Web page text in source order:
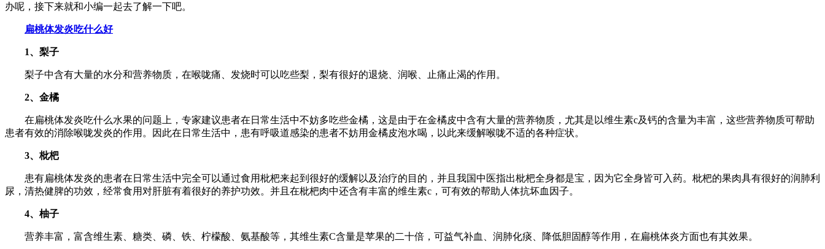
办呢，接下来就和小编一起去了解一下吧。
扁桃体发炎吃什么好
1、梨子
梨子中含有大量的水分和营养物质，在喉咙痛、发烧时可以吃些梨，梨有很好的退烧、润喉、止痛止渴的作用。
2、金橘
在扁桃体发炎吃什么水果的问题上，专家建议患者在日常生活中不妨多吃些金橘，这是由于在金橘皮中含有大量的营养物质，尤其是以维生素c及钙的含量为丰富，这些营养物质可帮助
患者有效的消除喉咙发炎的作用。因此在日常生活中，患有呼吸道感染的患者不妨用金橘皮泡水喝，以此来缓解喉咙不适的各种症状。
3、枇杷
患有扁桃体发炎的患者在日常生活中完全可以通过食用枇杷来起到很好的缓解以及治疗的目的，并且我国中医指出枇杷全身都是宝，因为它全身皆可入药。枇杷的果肉具有很好的润肺利
尿，清热健脾的功效，经常食用对肝脏有着很好的养护功效。并且在枇杷肉中还含有丰富的维生素c，可有效的帮助人体抗坏血因子。
4、柚子
营养丰富，富含维生素、糖类、磷、铁、柠檬酸、氨基酸等，其维生素C含量是苹果的二十倍，可益气补血、润肺化痰、降低胆固醇等作用，在扁桃体炎方面也有其效果。